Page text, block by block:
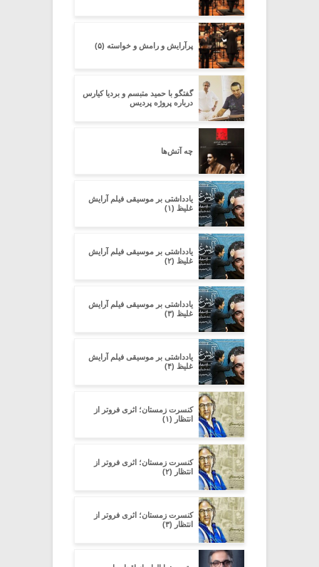
پرآرایش و رامش و خواسته (۵)
گفتگو با حمید متبسم و بردیا کیارس
درباره پروژه پردیس
چه آتش‌ها
یادداشتی بر موسیقی فیلم آرایش
غلیظ (۱)
یادداشتی بر موسیقی فیلم آرایش
غلیظ (۲)
یادداشتی بر موسیقی فیلم آرایش
غلیظ (۳)
یادداشتی بر موسیقی فیلم آرایش
غلیظ (۴)
کنسرت زمستان؛ اثری فروتر از
انتظار (۱)
کنسرت زمستان؛ اثری فروتر از
انتظار (۲)
کنسرت زمستان؛ اثری فروتر از
انتظار (۳)